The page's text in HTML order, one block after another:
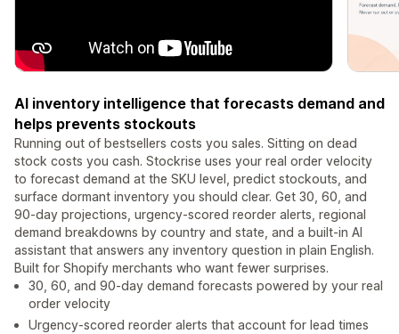
AI inventory intelligence that forecasts demand and
helps prevents stockouts
Running out of bestsellers costs you sales. Sitting on dead
stock costs you cash. Stockrise uses your real order velocity
to forecast demand at the SKU level, predict stockouts, and
surface dormant inventory you should clear. Get 30, 60, and
90-day projections, urgency-scored reorder alerts, regional
demand breakdowns by country and state, and a built-in AI
assistant that answers any inventory question in plain English.
Built for Shopify merchants who want fewer surprises.
30, 60, and 90-day demand forecasts powered by your real
order velocity
Urgency-scored reorder alerts that account for lead times